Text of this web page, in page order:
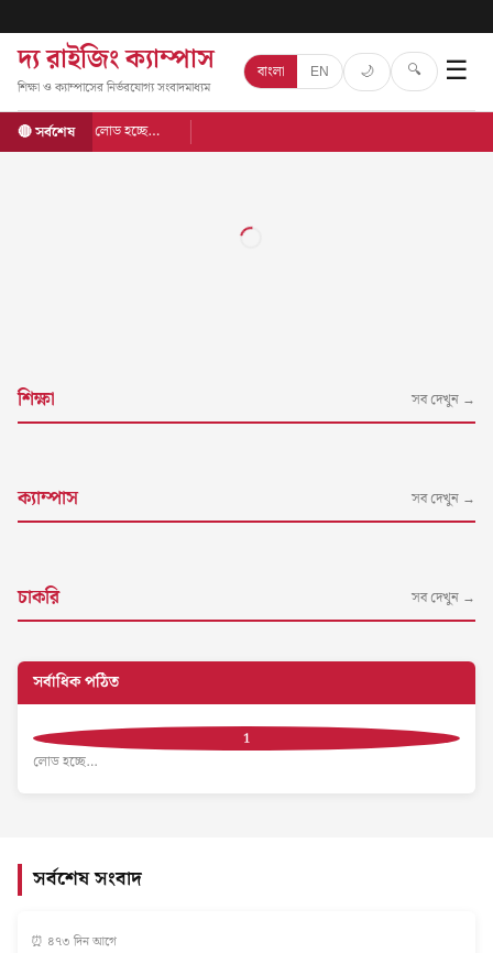
দ্য রাইজিং ক্যাম্পাস
শিক্ষা ও ক্যাম্পাসের নির্ভরযোগ্য সংবাদমাধ্যম
বাংলা EN 🌙 🔍 ☰
🔴 সর্বশেষ লোড হচ্ছে…
শিক্ষা সব দেখুন →
ক্যাম্পাস সব দেখুন →
চাকরি সব দেখুন →
সর্বাধিক পঠিত
লোড হচ্ছে…
সর্বশেষ সংবাদ
⏰ ৪৭৩ দিন আগে